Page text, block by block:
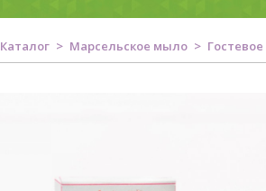
Каталог Марсельское мыло Гостевое